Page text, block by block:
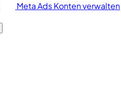
Meta Ads Konten verwalten